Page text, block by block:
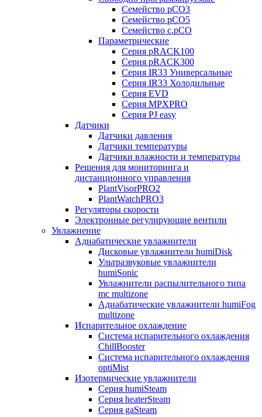
Семейство pCO3
Семейство pCO5
Семейство c.pCO
Параметрические
Серия pRACK100
Серия pRACK300
Серия IR33 Универсальные
Серия IR33 Холодильные
Серия EVD
Серия MPXPRO
Серия PJ easy
Датчики
Датчики давления
Датчики температуры
Датчики влажности и температуры
Решения для мониторинга и
дистанционного управления
PlantVisorPRO2
PlantWatchPRO3
Регуляторы скорости
Электронные регулирующие вентили
Увлажнение
Адиабатические увлажнители
Дисковые увлажнители humiDisk
Ультразвуковые увлажнители
humiSonic
Увлажнители распылительного типа
mc multizone
Адиабатические увлажнители humiFog
multizone
Испарительное охлаждение
Система испарительного охлаждения
ChillBooster
Система испарительного охлаждения
optiMist
Изотермические увлажнители
Серия humiSteam
Серия heaterSteam
Серия gaSteam